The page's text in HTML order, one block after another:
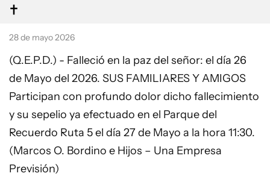
ESTADOS UNIDOS
28 de mayo 2026
(Q.E.P.D.) - Falleció en la paz del señor: el día 26
de Mayo del 2026. SUS FAMILIARES Y AMIGOS
Participan con profundo dolor dicho fallecimiento
y su sepelio ya efectuado en el Parque del
Recuerdo Ruta 5 el día 27 de Mayo a la hora 11:30.
(Marcos O. Bordino e Hijos – Una Empresa
Previsión)